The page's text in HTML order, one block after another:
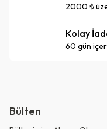
2000 ₺
Kolay
60 gün
Bülten